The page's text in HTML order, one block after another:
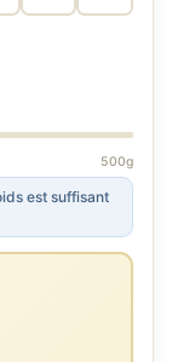
500g
est suffisant